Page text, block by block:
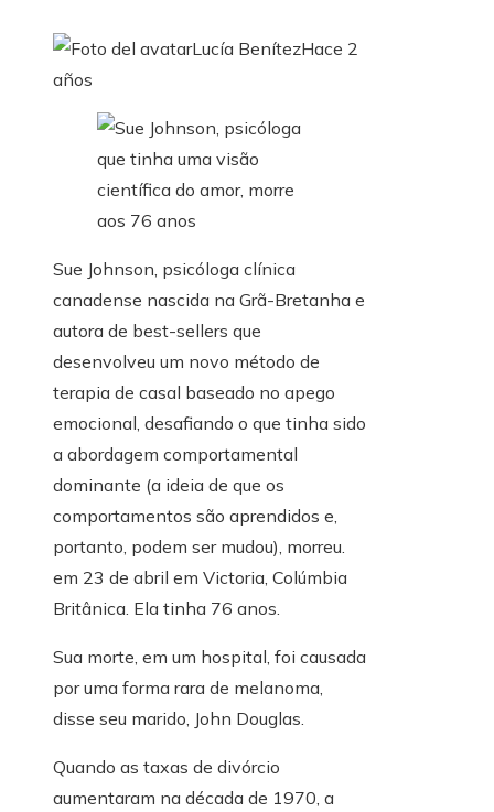
Lucía BenítezHace 2
años
Sue Johnson, psicóloga clínica
canadense nascida na Grã-Bretanha e
autora de best-sellers que
desenvolveu um novo método de
terapia de casal baseado no apego
emocional, desafiando o que tinha sido
a abordagem comportamental
dominante (a ideia de que os
comportamentos são aprendidos e,
portanto, podem ser mudou), morreu.
em 23 de abril em Victoria, Colúmbia
Britânica. Ela tinha 76 anos.
Sua morte, em um hospital, foi causada
por uma forma rara de melanoma,
disse seu marido, John Douglas.
Quando as taxas de divórcio
aumentaram na década de 1970, a